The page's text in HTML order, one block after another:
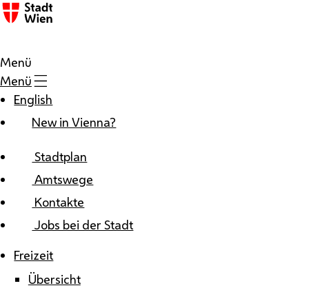
Zum Inhalt
Menü
Menü
English
New in Vienna?
Stadtplan
Amtswege
Kontakte
Jobs bei der Stadt
Freizeit
Übersicht